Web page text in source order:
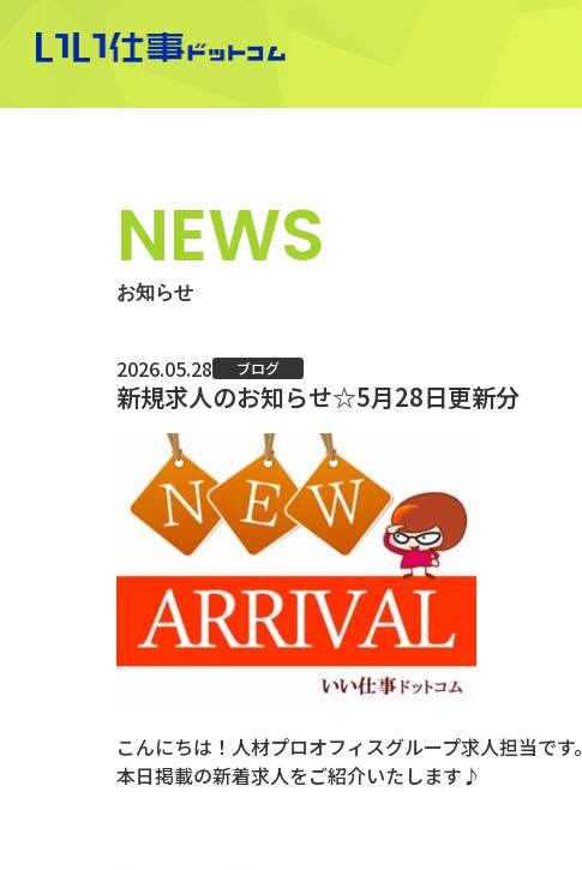
NEWS
お知らせ
2026.05.28 ブログ
新規求人のお知らせ☆5月28日更新分
こんにちは！人材プロオフィスグループ求人担当です。
本日掲載の新着求人をご紹介いたします♪